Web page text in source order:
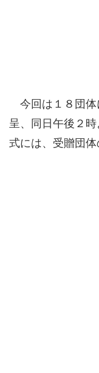
今回は１８団体
呈、同日午後２
式には、受贈団体